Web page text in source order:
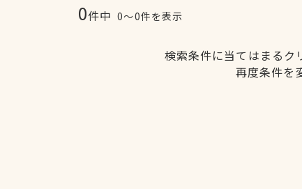
0件中 0〜0件を表示
検索条件に当てはまるク
再度条件を